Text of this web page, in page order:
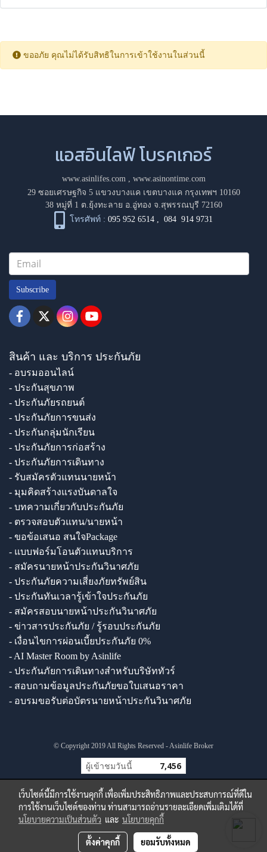
ขออภัย คุณไม่ได้รับสิทธิในการเข้าใช้งานในส่วนนี้
แอสอินไลฟ์ โบรคเกอร์
www.asinlifes.com, www.asinontime.com
29 ซอยเศรษฐกิจ 5 แขวงบางแค เขตบางแค กรุงเทพฯ 10160
38 หมู่ที่ 1 ต.ยุ้งทะลาย อ.อู่ทอง จ.สุพรรณบุรี 72160
โทรศัพท์ : 095 952 6514 ,084 914 9731
Subscribe
สินค้า และ บริการ ประกันภัย
- อบรมออนไลน์
- ประกันสุขภาพ
- ประกันภัยรถยนต์
- ประกันภัยการขนส่ง
- ประกันกลุ่มนักเรียน
- ประกันภัยการก่อสร้าง
- ประกันภัยการเดินทาง
- รับสมัครตัวแทนนายหน้า
- มุมคิดสร้างแรงบันดาลใจ
- บทความเกี่ยวกับประกันภัย
- ตรวจสอบตัวแทน/นายหน้า
- ขอข้อเสนอ สนใจPackage
- แบบฟอร์มโอนตัวแทนบริการ
- สมัครนายหน้าประกันวินาศภัย
- ประกันภัยความเสี่ยงภัยทรัพย์สิน
- ประกันทันเวลารู้เข้าใจประกันภัย
- สมัครสอบนายหน้าประกันวินาศภัย
- ข่าวสารประกันภัย / รู้รอบประกันภัย
- เงื่อนไขการผ่อนเบี้ยประกันภัย 0%
- AI Master Room by Asinlife
- ประกันภัยการเดินทางสำหรับบริษัททัวร์
- สอบถามข้อมูลประกันภัยขอใบเสนอราคา
- อบรมขอรับต่อบัตรนายหน้าประกันวินาศภัย
© Copyright 2019 All Rights Reserved - Asinlife Broker
ผู้เข้าชมวันนี้ 7,456
เว็บไซต์นี้มีการใช้งานคุกกี้ เพื่อเพิ่มประสิทธิภาพและประสบการณ์ที่ดีใน
การใช้งานเว็บไซต์ของท่าน ท่านสามารถอ่านรายละเอียดเพิ่มเติมได้ที่
นโยบายความเป็นส่วนตัว และ นโยบายคุกกี้
ตั้งค่าคุกกี้ ยอมรับทั้งหมด